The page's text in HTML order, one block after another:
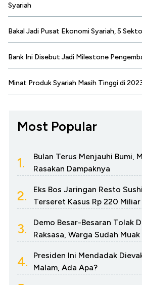
Syariah
Bakal Jadi Pusat Ekonomi Syariah, 5
Bank Ini Disebut Jadi Milestone
Minat Produk Syariah Masih Tinggi di
Most Popular
1.
Bulan Terus Menjauhi Bumi,
Rasakan Dampaknya
2.
Eks Bos Jaringan Resto
Terseret Kasus Rp 220 Miliar
3.
Demo Besar-Besaran Tolak
Raksasa, Warga Sudah Muak
4.
Presiden Ini Mendadak
Malam, Ada Apa?